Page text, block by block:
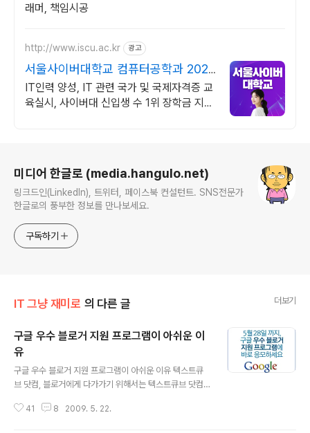
래머, 책임시공
http://www.iscu.ac.kr 광고
서울사이버대학교 컴퓨터공학과 2026
가을학기 신편입생
IT인력 양성, IT 관련 국가 및 국제자격증 교
육실시, 사이버대 신입생 수 1위 장학금 지급
미디어 한글로 (media.hangulo.net)
링크드인(LinkedIn), 트위터, 페이스북 컨설턴트. SNS전문가
한글로의 풍부한 정보를 만나보세요.
구독하기
IT 그냥 재미로 의 다른 글 더보기
구글 우수 블로거 지원 프로그램이 아쉬운 이
유
구글 우수 블로거 지원 프로그램이 아쉬운 이유 텍스트큐
브 닷컴, 블로거에게 다가가기 위해서는 텍스트큐브 닷컴
와 같은 애드센스 광고가 달린 것을 쉽게 볼 수 있다. 이 지
41 8 2009. 5. 22.